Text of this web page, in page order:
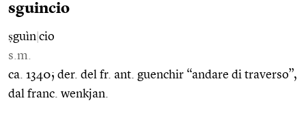
sguincio
ṣguìn cio
s.m.
ca. 1340; der. del fr. ant. guenchir “andare di traverso”,
dal franc. wenkjan.